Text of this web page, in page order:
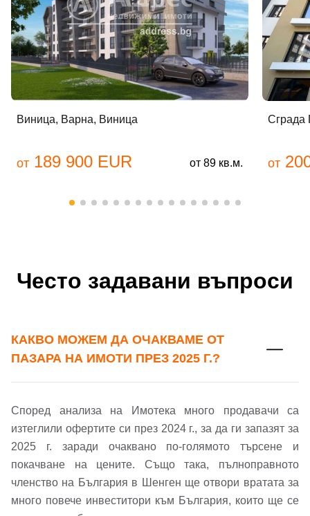
Добре дошъл!
Вход Регистрация
Имейл Адрес
Виница, Варна, Виница
от 189 900 EUR от 89 кв.м.
Сграда
от
Често задавани въпроси
КАКВО МОЖЕМ ДА ОЧАКВАМЕ ОТ
ПАЗАРА НА ИМОТИ ПРЕЗ 2025 Г.?
Според анализа на Имотека много продавачи са
изтеглили офертите си през 2024 г., за да ги запазят за
2025 г. заради очаквано по-голямото търсене и
покачване на цените. Също така, пълноправното
членство на България в Шенген ще отвори вратата за
много повече инвеститори към България, които ще се